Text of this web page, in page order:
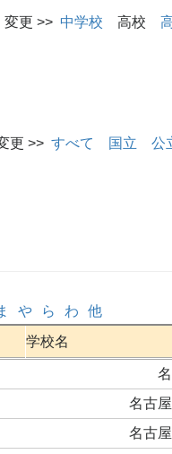
更 >> 中学校 高校
更 >> すべて 国立 公
や ら わ
他
学校名
名古
名古